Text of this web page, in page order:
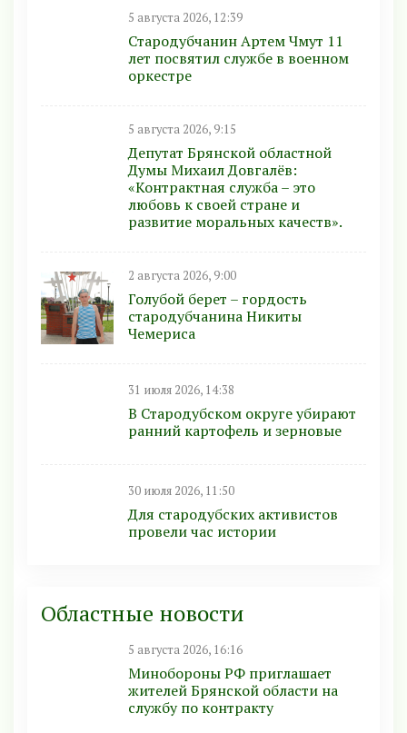
5 августа 2026, 12:39
Стародубчанин Артем Чмут 11
лет посвятил службе в военном
оркестре
5 августа 2026, 9:15
Депутат Брянской областной
Думы Михаил Довгалёв:
«Контрактная служба – это
любовь к своей стране и
развитие моральных качеств».
2 августа 2026, 9:00
Голубой берет – гордость
стародубчанина Никиты
Чемериса
31 июля 2026, 14:38
В Стародубском округе убирают
ранний картофель и зерновые
30 июля 2026, 11:50
Для стародубских активистов
провели час истории
Областные новости
5 августа 2026, 16:16
Минобoроны РФ приглaшaет
житeлeй Брянской области на
службу по контракту